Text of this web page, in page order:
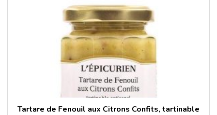
Tartare de Fenouil aux Citrons Confits, tartinable